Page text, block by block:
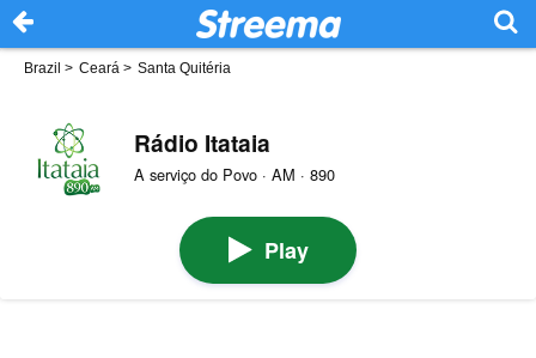
Brazil > Ceará > Santa Quitéria
Rádio Itataia
A serviço do Povo · AM · 890
Play